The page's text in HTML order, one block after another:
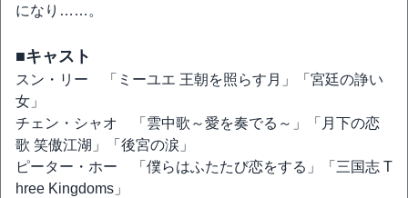
になり……。
■キャスト
スン・リー 「ミーユエ 王朝を照らす月」「宮廷の諍い
女」
チェン・シャオ 「雲中歌～愛を奏でる～」「月下の恋
歌 笑傲江湖」「後宮の涙」
ピーター・ホー 「僕らはふたたび恋をする」「三国志 T
hree Kingdoms」